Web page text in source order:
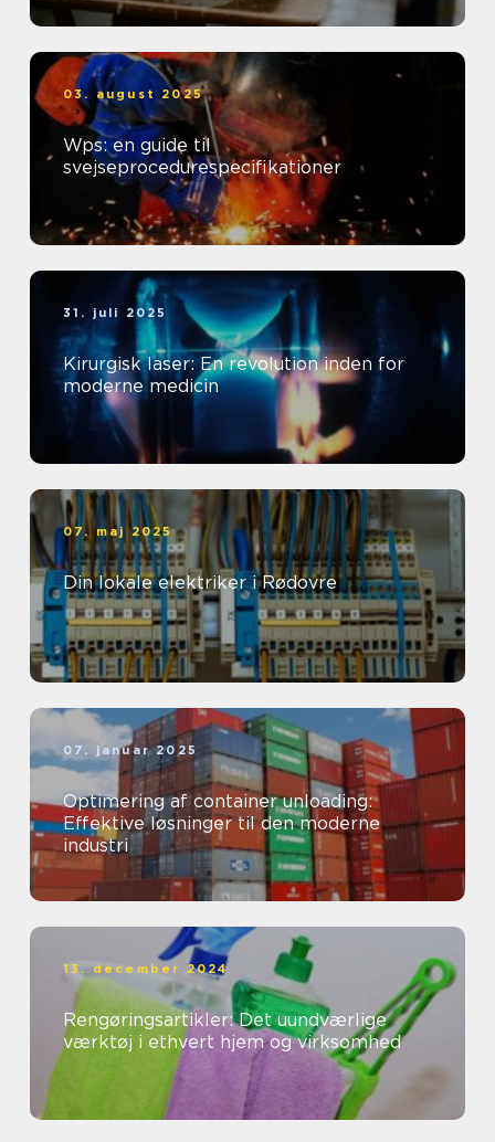
03. august 2025
Wps: en guide til
svejseprocedurespecifikationer
31. juli 2025
Kirurgisk laser: En revolution inden for
moderne medicin
07. maj 2025
Din lokale elektriker i Rødovre
07. januar 2025
Optimering af container unloading:
Effektive løsninger til den moderne
industri
13. december 2024
Rengøringsartikler: Det uundværlige
værktøj i ethvert hjem og virksomhed